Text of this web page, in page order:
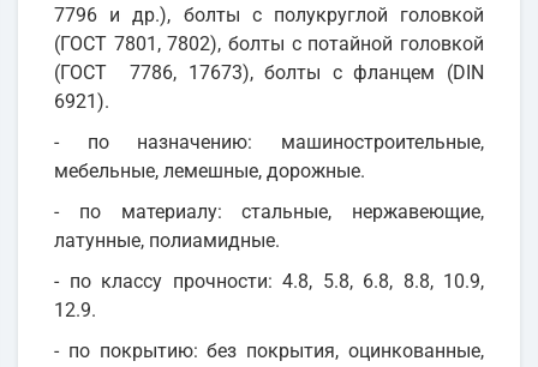
7796 и др.), болты с полукруглой головкой
(ГОСТ 7801, 7802), болты с потайной головкой
(ГОСТ 7786, 17673), болты с фланцем (DIN
6921).
- по назначению: машиностроительные,
мебельные, лемешные, дорожные.
- по материалу: стальные, нержавеющие,
латунные, полиамидные.
- по классу прочности: 4.8, 5.8, 6.8, 8.8, 10.9,
12.9.
- по покрытию: без покрытия, оцинкованные,